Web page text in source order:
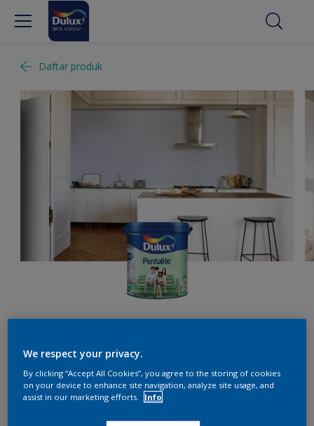
Daftar produk
Arcadian Blue
We respect your privacy.
By clicking “Accept All Cookies”, you agree to the storing of cookies
on your device to enhance site navigation, analyze site usage, and
assist in our marketing efforts.
Info